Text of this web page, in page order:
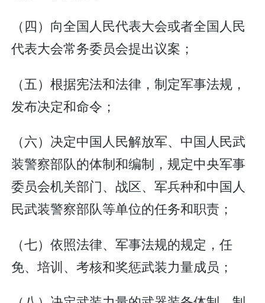
（四）向全国人民代表大会或者全国人民
代表大会常务委员会提出议案；
（五）根据宪法和法律，制定军事法规，
发布决定和命令；
（六）决定中国人民解放军、中国人民武
装警察部队的体制和编制，规定中央军事
委员会机关部门、战区、军兵种和中国人
民武装警察部队等单位的任务和职责；
（七）依照法律、军事法规的规定，任
免、培训、考核和奖惩武装力量成员；